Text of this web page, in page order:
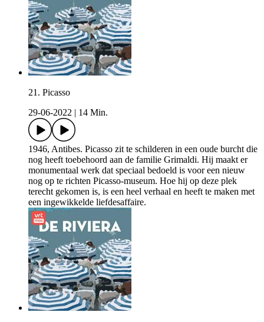
21. Picasso
29-06-2022
14 Min.
1946, Antibes. Picasso zit te schilderen in een oude burcht die
nog heeft toebehoord aan de familie Grimaldi. Hij maakt er
monumentaal werk dat speciaal bedoeld is voor een nieuw
nog op te richten Picasso-museum. Hoe hij op deze plek
terecht gekomen is, is een heel verhaal en heeft te maken met
een ingewikkelde liefdesaffaire.